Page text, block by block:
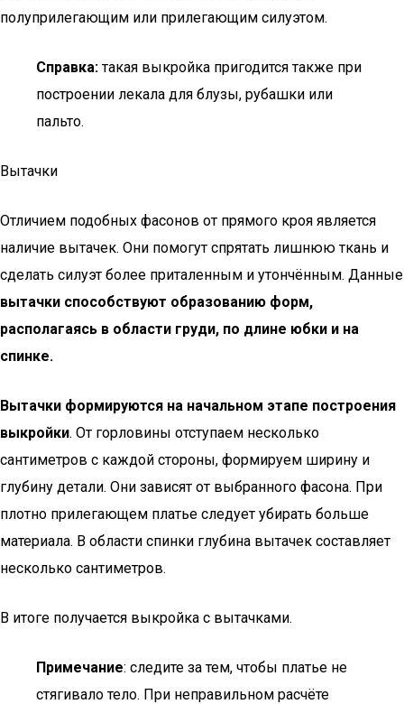
полуприлегающим или прилегающим силуэтом.
Справка:такая выкройка пригодится также при
построении лекала для блузы, рубашки или
пальто.
Вытачки
Отличием подобных фасонов от прямого кроя является
наличие вытачек. Они помогут спрятать лишнюю ткань и
сделать силуэт более приталенным и утончённым. Данные
вытачки способствуют образованию форм,
располагаясь в области груди, по длине юбки и на
спинке.
Вытачки формируются на начальном этапе построения
выкройки. От горловины отступаем несколько
сантиметров с каждой стороны, формируем ширину и
глубину детали. Они зависят от выбранного фасона. При
плотно прилегающем платье следует убирать больше
материала. В области спинки глубина вытачек составляет
несколько сантиметров.
В итоге получается выкройка с вытачками.
Примечание: следите за тем, чтобы платье не
стягивало тело. При неправильном расчёте